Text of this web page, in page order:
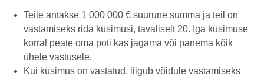
Teile antakse 1 000 000 € suurune summa ja teil on
vastamiseks rida küsimusi, tavaliselt 20. Iga küsimuse
korral peate oma poti kas jagama või panema kõik
ühele vastusele.
Kui küsimus on vastatud, liigub võidule vastamiseks